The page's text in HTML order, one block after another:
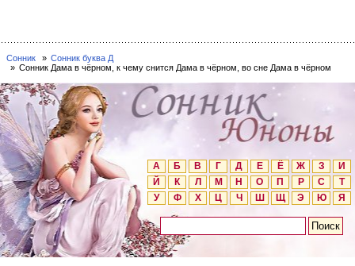
Сонник
Сонник буква Д
Сонник Дама в чёрном, к чему снится Дама в чёрном, во сне Дама в чёрном
А Б В Г Д Е Ё Ж З
И
Й
К Л М Н О П Р С
Т
У
Ф Х Ц Ч Ш Щ Э Ю Я